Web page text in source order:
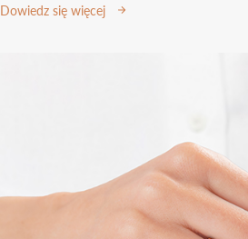
Dowiedz się więcej